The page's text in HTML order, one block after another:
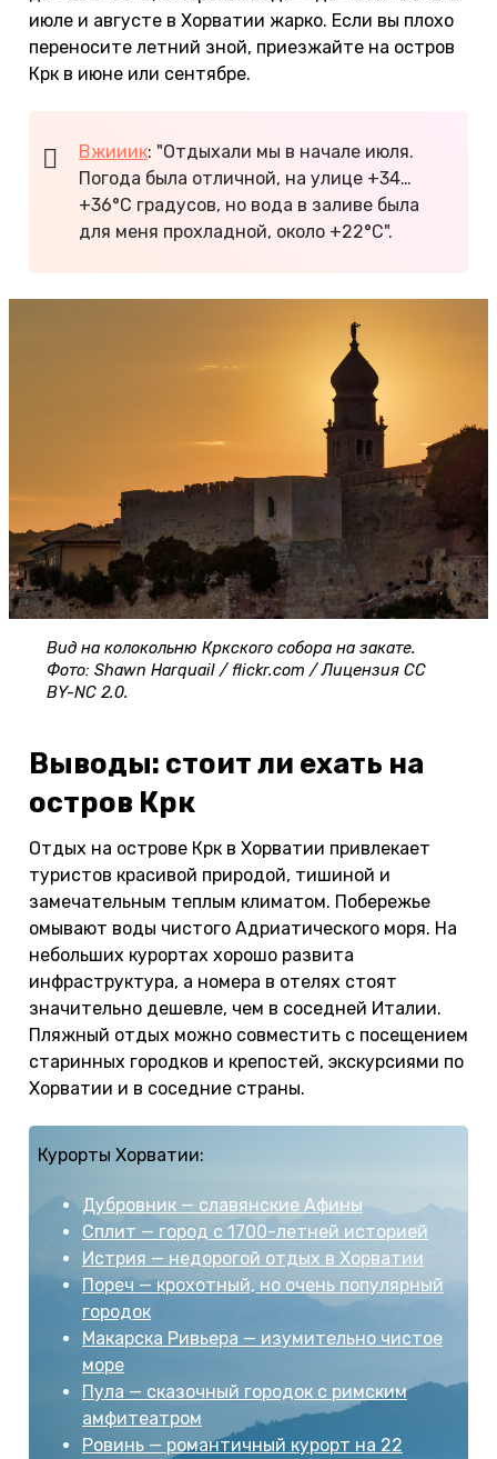
июле и августе в Хорватии жарко. Если вы плохо
переносите летний зной, приезжайте на остров
Крк в июне или сентябре.
Вжииик: "Отдыхали мы в начале июля.
Погода была отличной, на улице +34…
+36°С градусов, но вода в заливе была
для меня прохладной, около +22°С".
Вид на колокольню Кркского собора на закате.
Фото: Shawn Harquail / flickr.com / Лицензия CC
BY-NC 2.0.
Выводы: стоит ли ехать на
остров Крк
Отдых на острове Крк в Хорватии привлекает
туристов красивой природой, тишиной и
замечательным теплым климатом. Побережье
омывают воды чистого Адриатического моря. На
небольших курортах хорошо развита
инфраструктура, а номера в отелях стоят
значительно дешевле, чем в соседней Италии.
Пляжный отдых можно совместить с посещением
старинных городков и крепостей, экскурсиями по
Хорватии и в соседние страны.
Курорты Хорватии:
Дубровник — славянские Афины
Сплит — город с 1700-летней историей
Истрия — недорогой отдых в Хорватии
Пореч — крохотный, но очень популярный
городок
Макарска Ривьера — изумительно чистое
море
Пула — сказочный городок с римским
амфитеатром
Ровинь — романтичный курорт на 22